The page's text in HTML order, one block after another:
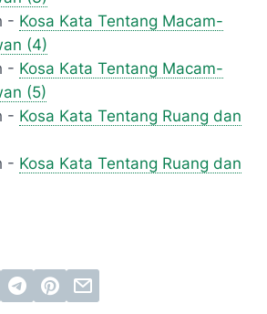
- Kosa Kata Tentang Macam-
(4)
- Kosa Kata Tentang Macam-
(5)
- Kosa Kata Tentang Ruang dan
- Kosa Kata Tentang Ruang dan